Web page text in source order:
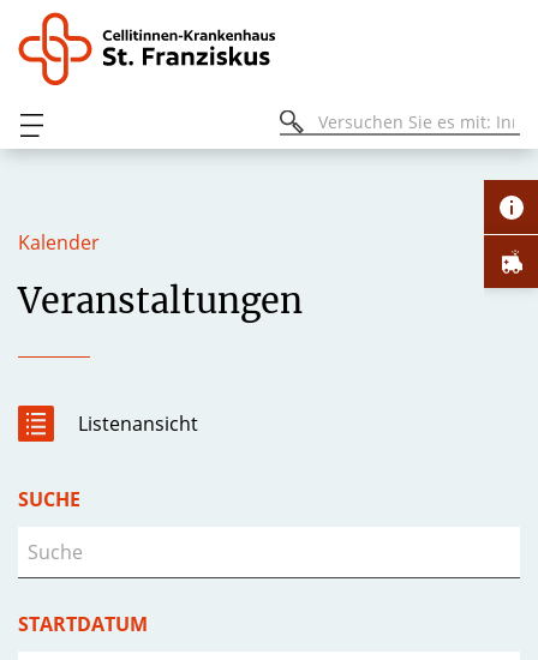
Kalender
Veranstaltungen
Listenansicht
SUCHE
STARTDATUM